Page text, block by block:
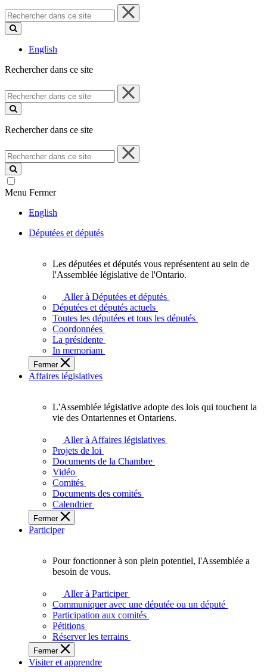
Rechercher
dans
ce
English
Rechercher dans ce site
Rechercher
dans
ce
Rechercher dans ce site
Rechercher
dans
ce
site
Menu Fermer
English
Députées et députés
députés
vous
représentent
sein
de
l'Assemblée
législative
l'Ontario.
Les députées et députés vous représentent au sein de
l'Assemblée législative de l'Ontario.
Aller à Députées et députés
Députées et députés actuels
Toutes les députées et tous les députés
Coordonnées
La présidente
In memoriam
Fermer
Affaires législatives
L'Assemblée
adopte
touchent
des
Ontariennes
et
L'Assemblée législative adopte des lois qui touchent la
vie des Ontariennes et Ontariens.
Aller à Affaires législatives
Projets de loi
Documents de la Chambre
Vidéo
Comités
Documents des comités
Calendrier
Fermer
Participer
plein
potentiel,
l'Assemblée
a
besoin
de
Pour fonctionner à son plein potentiel, l'Assemblée a
besoin de vous.
Aller à Participer
Communiquer avec une députée ou un député
Participation aux comités
Pétitions
Réserver les terrains
Fermer
Visiter et apprendre